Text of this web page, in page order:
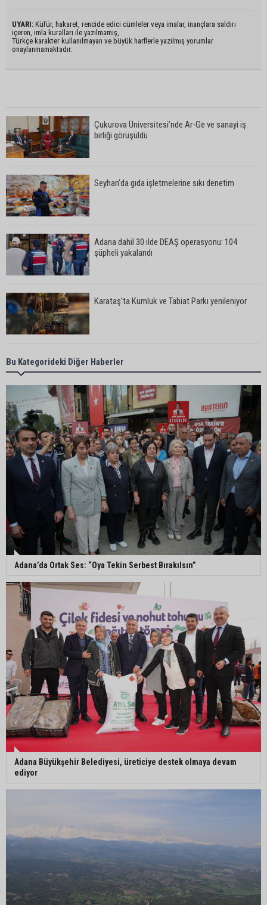
UYARI: Küfür, hakaret, rencide edici cümleler veya imalar, inançlara saldırı
içeren, imla kuralları ile yazılmamış,
Türkçe karakter kullanılmayan ve büyük harflerle yazılmış yorumlar
onaylanmamaktadır.
Çukurova Üniversitesi’nde Ar-Ge ve sanayi iş
birliği görüşüldü
Seyhan’da gıda işletmelerine sıkı denetim
Adana dahil 30 ilde DEAŞ operasyonu: 104
şüpheli yakalandı
Karataş’ta Kumluk ve Tabiat Parkı yenileniyor
Bekir Şimşek’ten Mustafa Özkan’a ziyaret
Ceyhan’da asfalt çalışmaları sürüyor
Ceyhan’da açık hava sineması keyfi iki farklı
parkta devam ediyor
5. Yunusoğlu Futbol Turnuvası’nda final heyecanı
Ceyhan’da Necdet Sevinç Parkı’nda bakım
çalışması
Orhan Bayram’dan AK Parti’ye Yüreğir çıkışı:
“Bizim belediye meclis üyelerimize ne yaptınız?
Siz önce onu anlatın”
Bu Kategorideki Diğer Haberler
Adana’da Ortak Ses: “Oya Tekin Serbest Bırakılsın”
Adana Büyükşehir Belediyesi, üreticiye destek olmaya devam
ediyor